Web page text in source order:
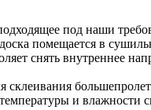
под наши
помещается в
снять внутреннее
и